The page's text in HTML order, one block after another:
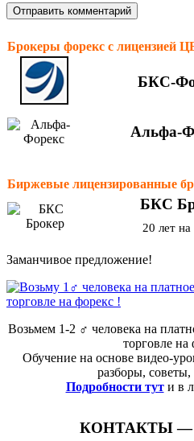
Брокеры форекс с лицензией
БКС-
Альфа-
Биржевые лицензированные
БКС
20 лет
Заманчивое предложение!
Возьмем 1-2 ‍♂️ человека на
торговле на
Обучение на основе видео-
разборы,
Подробности тут и в
КОНТАКТЫ —